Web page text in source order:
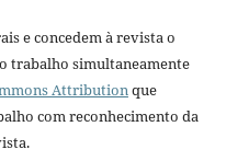
e concedem à revista o
trabalho simultaneamente
Attribution que
com reconhecimento da